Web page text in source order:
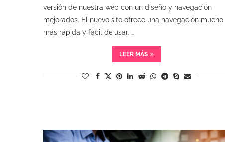
versión de nuestra web con un diseño y navegación
mejorados. El nuevo site ofrece una navegación mucho
más rápida y fácil de usar. …
LEER MÁS